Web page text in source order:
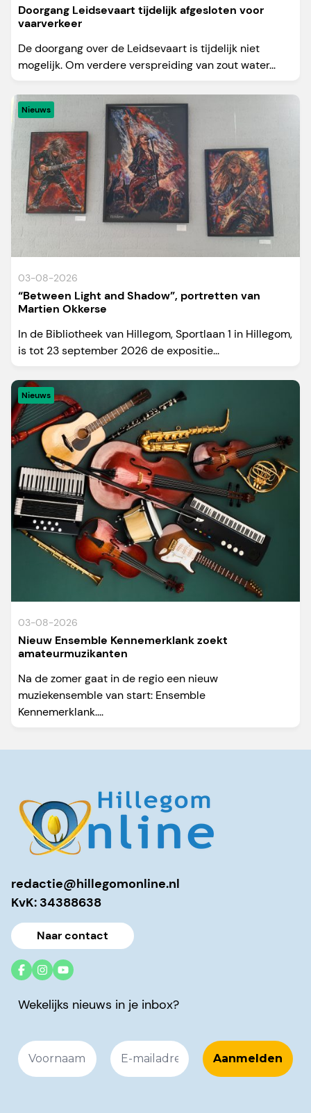
Doorgang Leidsevaart tijdelijk afgesloten voor
vaarverkeer
De doorgang over de Leidsevaart is tijdelijk niet
mogelijk. Om verdere verspreiding van zout water...
Nieuws
03-08-2026
“Between Light and Shadow”, portretten van
Martien Okkerse
In de Bibliotheek van Hillegom, Sportlaan 1 in Hillegom,
is tot 23 september 2026 de expositie...
Nieuws
03-08-2026
Nieuw Ensemble Kennemerklank zoekt
amateurmuzikanten
Na de zomer gaat in de regio een nieuw
muziekensemble van start: Ensemble
Kennemerklank....
redactie@hillegomonline.nl
KvK: 34388638
Naar contact
Wekelijks nieuws in je inbox?